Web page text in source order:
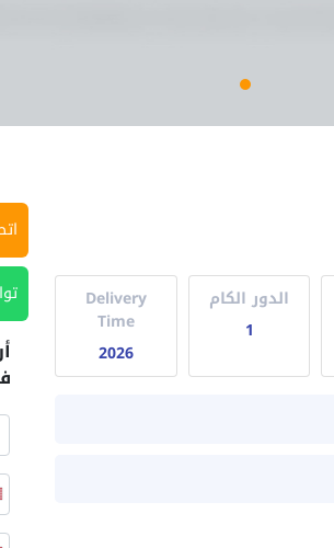
الدور الكام
1
Delivery
Time
2026